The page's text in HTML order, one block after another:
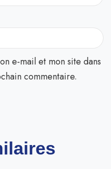
e-mail et mon site dans
commentaire.